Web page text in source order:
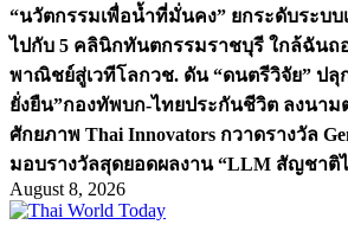
“นวัตกรรมเพื่อน้ำที่มั่นคง” ยกระดับระ
ไปกับ 5 คลินิกทันตกรรมราชบุรี ใกล้ฉันถ
พาณิชย์สู่เวทีโลกวช. ดัน “ดนตรีวิจัย” ป
ยั่งยืน”กองทัพบก-ไทยประกันชีวิต ลงนา
ศักยภาพ Thai Innovators กวาดรางวัล
มอบรางวัลสุดยอดผลงาน “LLM สัญชาติ
August 8, 2026